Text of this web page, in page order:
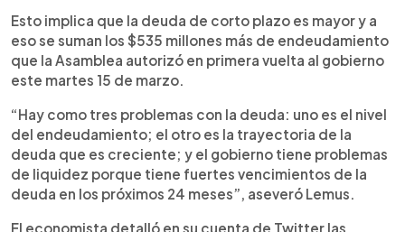
Esto implica que la deuda de corto plazo es mayor y a
eso se suman los $535 millones más de endeudamiento
que la Asamblea autorizó en primera vuelta al gobierno
este martes 15 de marzo.
“Hay como tres problemas con la deuda: uno es el nivel
del endeudamiento; el otro es la trayectoria de la
deuda que es creciente; y el gobierno tiene problemas
de liquidez porque tiene fuertes vencimientos de la
deuda en los próximos 24 meses”, aseveró Lemus.
El economista detalló en su cuenta de Twitter las